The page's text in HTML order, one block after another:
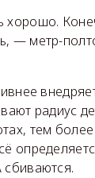
— метр-
радиус
тем